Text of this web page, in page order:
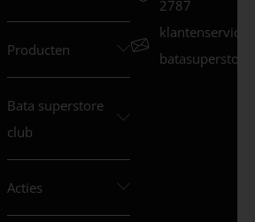
Producten
Bata superstore
club
Acties
2787